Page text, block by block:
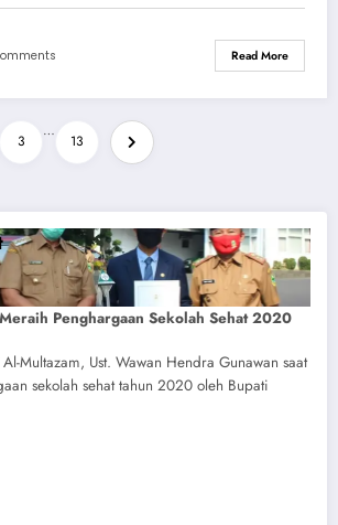
Read More
3
…
13
Penghargaan Sekolah Sehat 2020
Al-Multazam, Ust. Wawan Hendra Gunawan saat
sekolah sehat tahun 2020 oleh Bupati